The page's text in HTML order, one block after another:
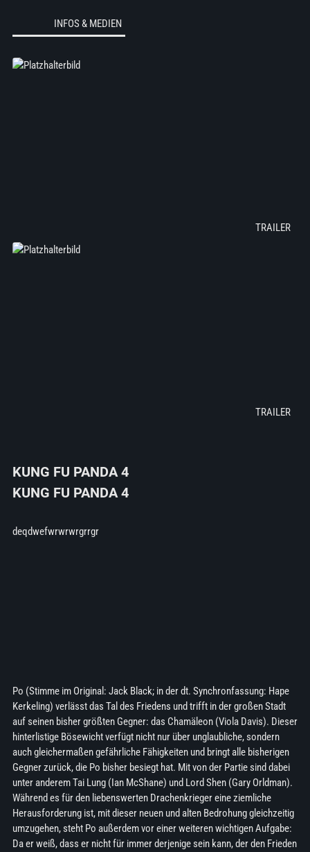
INFOS & MEDIEN
KUNG FU PANDA 4
KUNG FU PANDA 4
deqdwefwrwrwrgrrgr
Po (Stimme im Original: Jack Black; in der dt. Synchronfassung: Hape
Kerkeling) verlässt das Tal des Friedens und trifft in der großen Stadt
auf seinen bisher größten Gegner: das Chamäleon (Viola Davis). Dieser
hinterlistige Bösewicht verfügt nicht nur über unglaubliche, sondern
auch gleichermaßen gefährliche Fähigkeiten und bringt alle bisherigen
Gegner zurück, die Po bisher besiegt hat. Mit von der Partie sind dabei
unter anderem Tai Lung (Ian McShane) und Lord Shen (Gary Orldman).
Während es für den liebenswerten Drachenkrieger eine ziemliche
Herausforderung ist, mit dieser neuen und alten Bedrohung gleichzeitig
umzugehen, steht Po außerdem vor einer weiteren wichtigen Aufgabe:
Da er weiß, dass er nicht für immer derjenige sein kann, der den Frieden